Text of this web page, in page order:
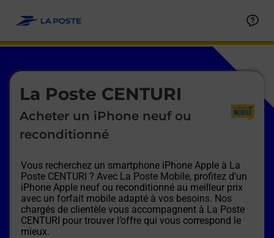
La Poste CENTURI
Acheter un iPhone neuf ou
reconditionné
Vous recherchez un smartphone iPhone Apple à La
Poste CENTURI ? Avec La Poste Mobile, profitez d’un
iPhone Apple neuf ou reconditionné au meilleur prix
avec un forfait mobile adapté à vos besoins. Nos
chargés de clientèle vous accompagnent à La Poste
CENTURI pour trouver l’offre qui vous correspond le
mieux.
Le lien s'ouvre dans un nouvel onglet